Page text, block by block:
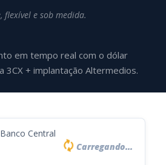
flexível e sob medida.
em tempo real com o dólar
3CX + implantação Altermedios.
Central
Carregando...